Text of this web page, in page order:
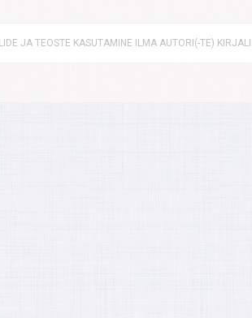
JA TEOSTE KASUTAMINE ILMA AUTORI(-TE)